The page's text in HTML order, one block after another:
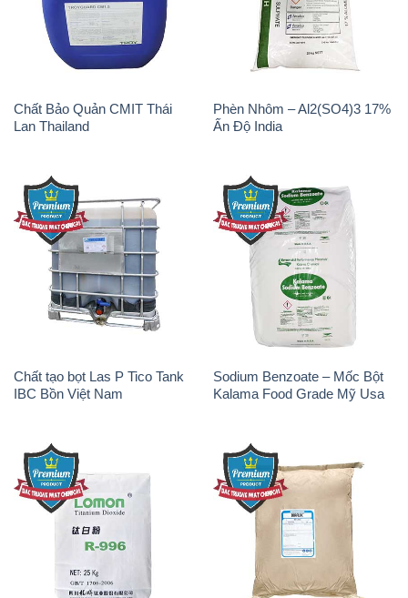
Chất Bảo Quản CMIT Thái
Lan Thailand
Phèn Nhôm – Al2(SO4)3 17%
Ấn Độ India
Chất tạo bọt Las P Tico Tank
IBC Bồn Việt Nam
Sodium Benzoate – Mốc Bột
Kalama Food Grade Mỹ Usa